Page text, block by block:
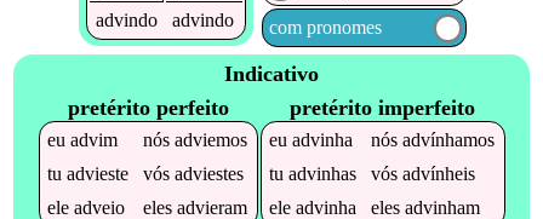
advindo
advindo
com pronomes
Indicativo
pretérito perfeito
euadvim nósadviemos
tuadvieste vósadviestes
eleadveio elesadvieram
pretérito imperfeito
euadvinha nósadvínhamos
tuadvinhas vósadvínheis
eleadvinha elesadvinham